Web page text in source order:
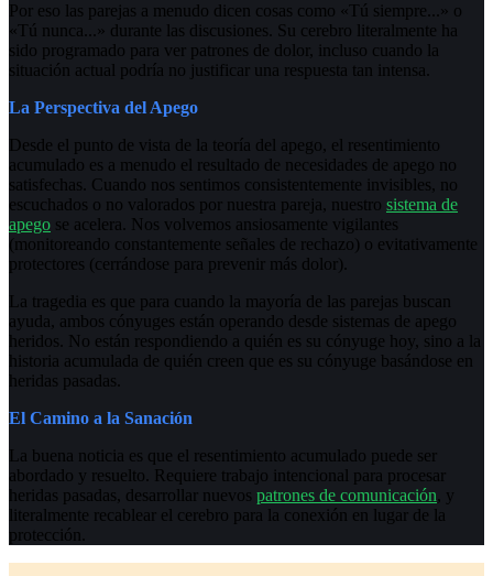
Por eso las parejas a menudo dicen cosas como «Tú siempre...» o
«Tú nunca...» durante las discusiones. Su cerebro literalmente ha
sido programado para ver patrones de dolor, incluso cuando la
situación actual podría no justificar una respuesta tan intensa.
La Perspectiva del Apego
Desde el punto de vista de la teoría del apego, el resentimiento
acumulado es a menudo el resultado de necesidades de apego no
satisfechas. Cuando nos sentimos consistentemente invisibles, no
escuchados o no valorados por nuestra pareja, nuestro sistema de
apego se acelera. Nos volvemos ansiosamente vigilantes
(monitoreando constantemente señales de rechazo) o evitativamente
protectores (cerrándose para prevenir más dolor).
La tragedia es que para cuando la mayoría de las parejas buscan
ayuda, ambos cónyuges están operando desde sistemas de apego
heridos. No están respondiendo a quién es su cónyuge hoy, sino a la
historia acumulada de quién creen que es su cónyuge basándose en
heridas pasadas.
El Camino a la Sanación
La buena noticia es que el resentimiento acumulado puede ser
abordado y resuelto. Requiere trabajo intencional para procesar
heridas pasadas, desarrollar nuevos patrones de comunicación, y
literalmente recablear el cerebro para la conexión en lugar de la
protección.